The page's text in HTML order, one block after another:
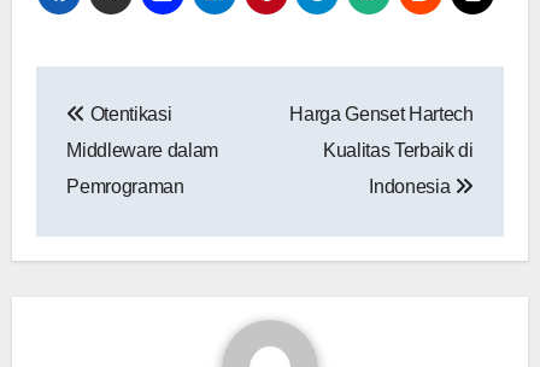
pos
Otentikasi
Middleware dalam
Pemrograman
Harga Genset Hartech
Kualitas Terbaik di
Indonesia